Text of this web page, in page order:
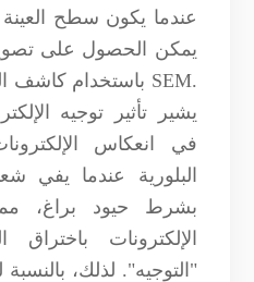
عندما يكون سطح
يمكن الحصول على تصوير
يشير تأثير توجيه
في انعكاس
البلورية عندما يفي
بشرط حيود براغ،
الإلكترونات باختراق
"التوجيه". لذلك، بالنسبة